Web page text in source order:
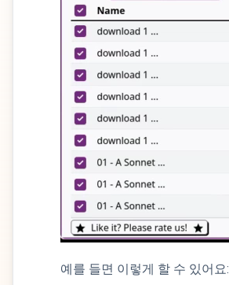
예를 들면 이렇게 할 수 있어요: